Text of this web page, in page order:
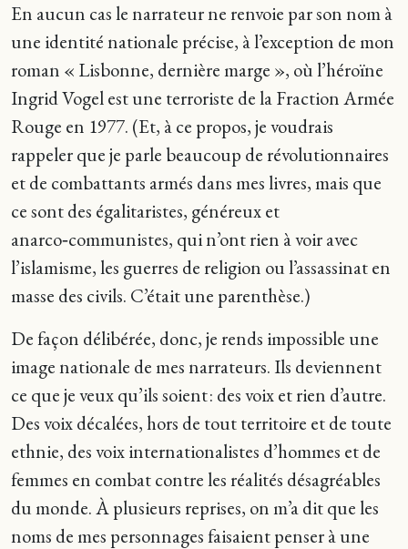
En aucun cas le narrateur ne renvoie par son nom à
une identité nationale précise, à l’exception de mon
roman « Lisbonne, dernière marge », où l’héroïne
Ingrid Vogel est une terroriste de la Fraction Armée
Rouge en 1977. (Et, à ce propos, je voudrais
rappeler que je parle beaucoup de révolutionnaires
et de combattants armés dans mes livres, mais que
ce sont des égalitaristes, généreux et
anarco‑communistes, qui n’ont rien à voir avec
l’islamisme, les guerres de religion ou l’assassinat en
masse des civils. C’était une parenthèse.)
De façon délibérée, donc, je rends impossible une
image nationale de mes narrateurs. Ils deviennent
ce que je veux qu’ils soient : des voix et rien d’autre.
Des voix décalées, hors de tout territoire et de toute
ethnie, des voix internationalistes d’hommes et de
femmes en combat contre les réalités désagréables
du monde. À plusieurs reprises, on m’a dit que les
noms de mes personnages faisaient penser à une